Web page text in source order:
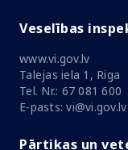
Veselības
www.vi.gov.lv
Talejas iela 1, Riga
Tel. Nr.: 67 081 600
E-pasts: vi@vi.gov.lv
Pārtikas un